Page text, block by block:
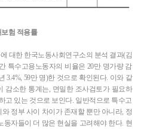
험 적용률
대한 한국노동사회연구소의 분석 결과(김
특수고용노동자의 비율은 20만 명가량 감
3.4%, 59만 명)한 것으로 확인된다. 이와 같
감소한 통계는, 면밀한 조사검토가 필요하
고 있는 것으로 보인다. 일반적으로 특수고
정부 사이 차이가 존재할 뿐만 아니라, 정
자들이 더 많은 현실을 고려해야 한다. 현